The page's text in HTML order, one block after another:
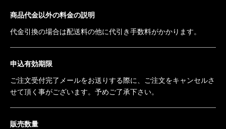
商品代金以外の料金の説明
代金引換の場合は配送料の他に代引き手数料がかかります。
申込有効期限
ご注文受付完了メールをお送りする際に、ご注文をキャンセルさ
せて頂く事がございます。予めご了承下さい。
販売数量